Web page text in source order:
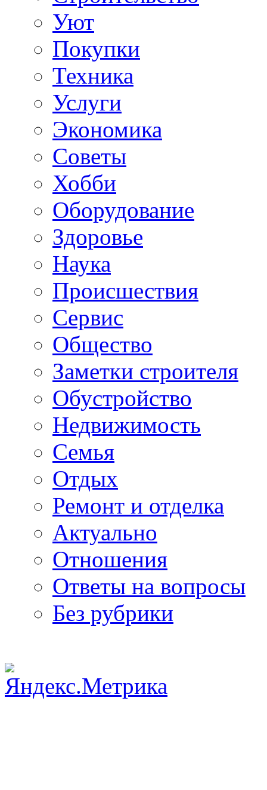
Уют
Покупки
Техника
Услуги
Экономика
Советы
Хобби
Oборудование
Здоровье
Наука
Происшествия
Сервис
Общество
Заметки строителя
Обустройство
Недвижимость
Семья
Отдых
Ремонт и отделка
Актуально
Отношения
Ответы на вопросы
Без рубрики